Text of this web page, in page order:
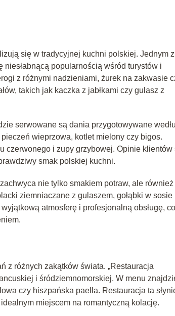
się w tradycyjnej kuchni polskiej. Jednym z
niesłabnącą popularnością wśród turystów i
z różnymi nadzieniami, żurek na zakwasie
takich jak kaczka z jabłkami czy gulasz z
serwowane są dania przygotowywane
wieprzowa, kotlet mielony czy bigos.
czerwonego i zupy grzybowej. Opinie klientów
smak polskiej kuchni.
nie tylko smakiem potraw, ale również
ziemniaczane z gulaszem, gołąbki w sosie
atmosferę i profesjonalną obsługę, co
z różnych zakątków świata. „Restauracja
i śródziemnomorskiej. W menu
czy hiszpańska paella. Restauracja ta
miejscem na romantyczną kolację.